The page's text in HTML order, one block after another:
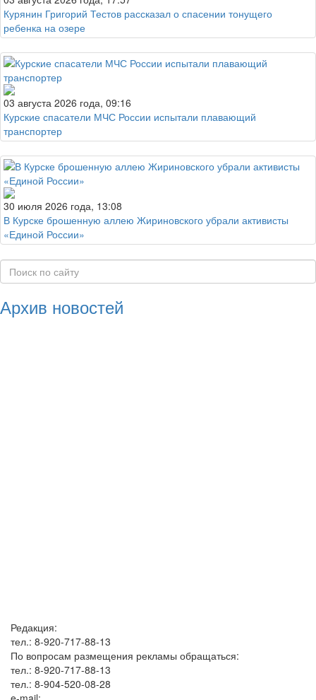
Курянин Григорий Тестов рассказал о спасении тонущего
ребенка на озере
03 августа 2026 года, 09:16
Курские спасатели МЧС России испытали плавающий
транспортер
30 июля 2026 года, 13:08
В Курске брошенную аллею Жириновского убрали активисты
«Единой России»
Архив новостей
Редакция:
тел.: 8-920-717-88-13
По вопросам размещения рекламы обращаться:
тел.: 8-920-717-88-13
тел.: 8-904-520-08-28